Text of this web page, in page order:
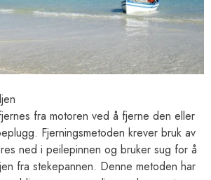
fra motoren ved å fjerne den eller
Fjerningsmetoden krever bruk av
ned i peilepinnen og bruker sug for å
fra stekepannen. Denne metoden har